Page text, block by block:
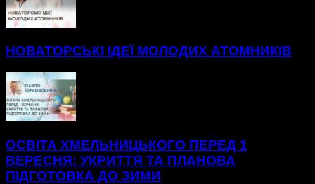
НОВАТОРСЬКІ ІДЕЇ МОЛОДИХ АТОМНИКІВ
ОСВІТА ХМЕЛЬНИЦЬКОГО ПЕРЕД 1
ВЕРЕСНЯ: УКРИТТЯ ТА ПЛАНОВА
ПІДГОТОВКА ДО ЗИМИ